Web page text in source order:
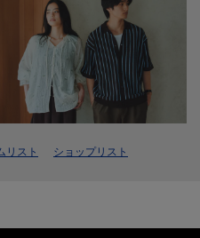
リスト ショップリスト